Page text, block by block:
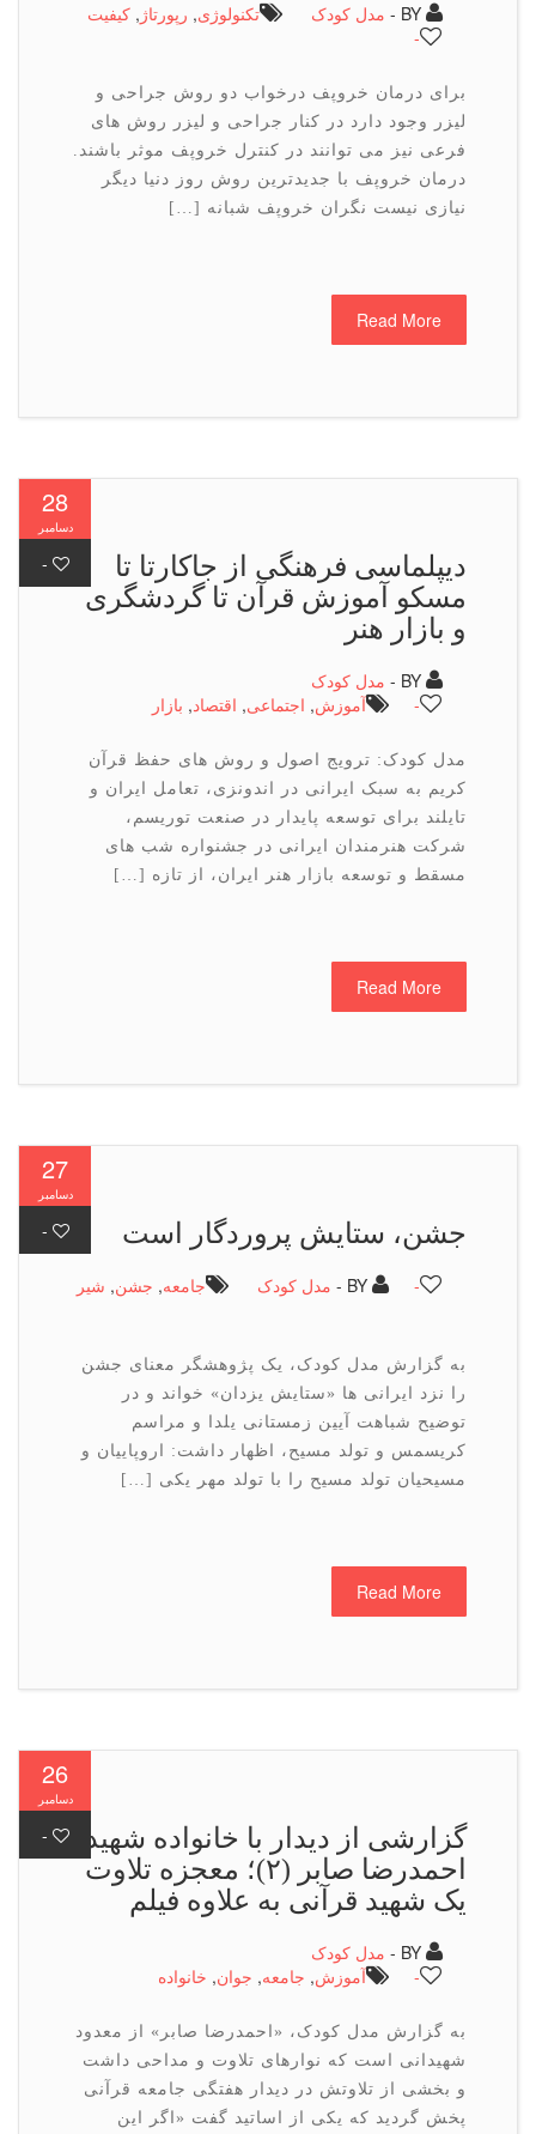
مدل کودک تكنولوژی,رپورتاژ, كیفیت
برای درمان خروپف درخواب دو روش جراحی و
لیزر وجود دارد در کنار جراحی و لیزر روش های
فرعی نیز می توانند در کنترل خروپف موثر باشند.
درمان خروپف با جدیدترین روش روز دنیا دیگر
نیازی نیست نگران خروپف شبانه […]
Read More
دیپلماسی فرهنگی از جاکارتا تا
مسکو آموزش قرآن تا گردشگری
و بازار هنر
مدل کودک
آموزش,اجتماعی ,اقتصاد ,بازار
مدل کودک: ترویج اصول و روش های حفظ قرآن
کریم به سبک ایرانی در اندونزی، تعامل ایران و
تایلند برای توسعه پایدار در صنعت توریسم،
شرکت هنرمندان ایرانی در جشنواره شب های
مسقط و توسعه بازار هنر ایران، از تازه […]
Read More
جشن، ستایش پروردگار است
BY - مدل کودک جامعه,جشن,شیر
به گزارش مدل کودک، یک پژوهشگر معنای جشن
را نزد ایرانی ها «ستایش یزدان» خواند و در
توضیح شباهت آیین زمستانی یلدا و مراسم
کریسمس و تولد مسیح، اظهار داشت: اروپاییان و
مسیحیان تولد مسیح را با تولد مهر یکی […]
Read More
-
گزارشی از دیدار با خانواده شهید
احمدرضا صابر (۲)؛ معجزه تلاوت
یک شهید قرآنی به علاوه فیلم
مدل کودک
آموزش,جامعه ,جوان,خانواده
به گزارش مدل کودک، «احمدرضا صابر» از معدود
شهیدانی است که نوارهای تلاوت و مداحی داشت
و بخشی از تلاوتش در دیدار هفتگی جامعه قرآنی
پخش گردید که یکی از اساتید گفت «اگر این